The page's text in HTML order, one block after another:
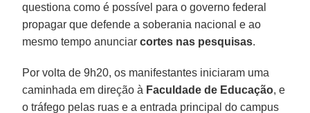
questiona como é possível para o governo federal
propagar que defende a soberania nacional e ao
mesmo tempo anunciarcortes nas pesquisas.
Por volta de 9h20, os manifestantes iniciaram uma
caminhada em direção à Faculdade de Educação, e
o tráfego pelas ruas e a entrada principal do campus